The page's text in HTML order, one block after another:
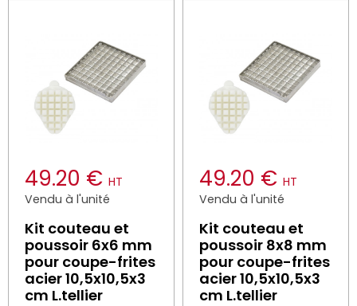
49.20 € HT
Vendu à l'unité
Kit couteau et
poussoir 6x6 mm
pour coupe-frites
acier 10,5x10,5x3
cm L.tellier
49.20 € HT
Vendu à l'unité
Kit couteau et
poussoir 8x8 mm
pour coupe-frites
acier 10,5x10,5x3
cm L.tellier